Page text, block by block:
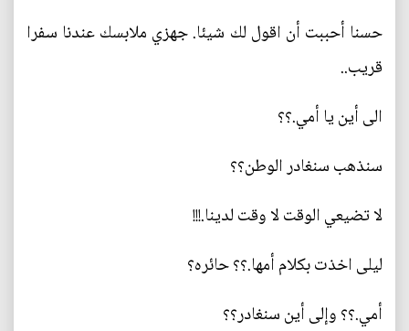
حسنا أحببت أن اقول لك شيئا. جهزي ملابسك عندنا سفرا
قريب..
الى أين يا أمي.؟؟
سنذهب سنغادر الوطن؟؟
لا تضيعي الوقت لا وقت لدينا.!!!
ليلى اخذت بكلام أمها.؟؟ حائره؟
أمي.؟؟ وإلى أين سنغادر؟؟